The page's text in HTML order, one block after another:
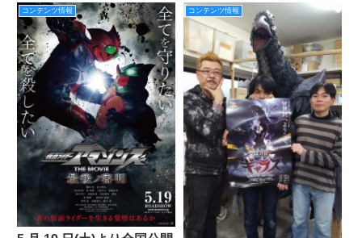
ガ！ 新TVシリーズ『ウルトラマ
ンタイガ』は2019年7月6日
（土）の朝9時、テレビ東京系6
局ネットで放送開始！
コンテンツ情報 コンテンツ情報